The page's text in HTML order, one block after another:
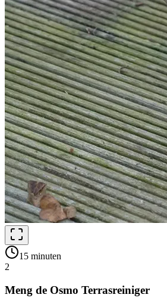
15 minuten
2
Meng de Osmo Terrasreiniger